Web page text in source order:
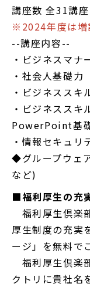
講座数 全31講
※2024年度は増
--講座内容--
・ビジネスマナ
・社会人基礎力
・ビジネススキ
・ビジネスス
PowerPoint基礎
・情報セキュリ
◆グループウェ
など)
■福利厚生の充
福利厚生倶楽
厚生制度の充実
ージ」を無料で
福利厚生倶楽
クトリに貴社名